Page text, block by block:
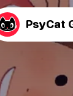
PsyCat